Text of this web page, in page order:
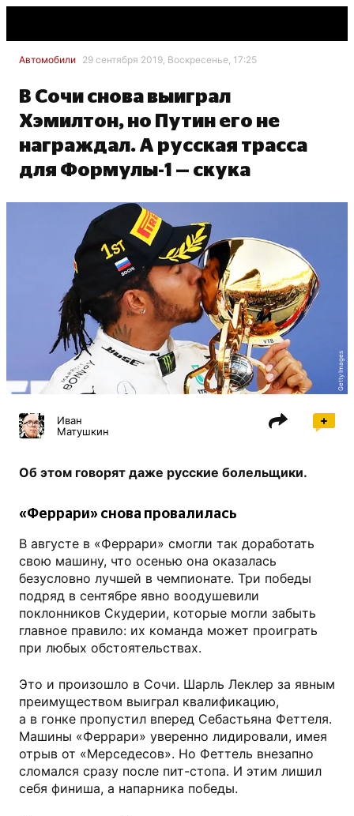
Автомобили 29 сентября 2019, Воскресенье, 17:25
В Сочи снова выиграл
Хэмилтон, но Путин его не
награждал. А русская трасса
для Формулы-1 — скука
Getty Images
Иван
Матушкин
Об этом говорят даже русские болельщики.
«Феррари» снова провалилась
В августе в «Феррари» смогли так доработать
свою машину, что осенью она оказалась
безусловно лучшей в чемпионате. Три победы
подряд в сентябре явно воодушевили
поклонников Скудерии, которые могли забыть
главное правило: их команда может проиграть
при любых обстоятельствах.
Это и произошло в Сочи. Шарль Леклер за явным
преимуществом выиграл квалификацию,
а в гонке пропустил вперед Себастьяна Феттеля.
Машины «Феррари» уверенно лидировали, имея
отрыв от «Мерседесов». Но Феттель внезапно
сломался сразу после пит-стопа. И этим лишил
себя финиша, а напарника победы.